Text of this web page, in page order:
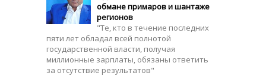
обмане примаров и шантаже
регионов
"Те, кто в течение последних
пяти лет обладал всей полнотой
государственной власти, получая
миллионные зарплаты, обязаны ответить
за отсутствие результатов"